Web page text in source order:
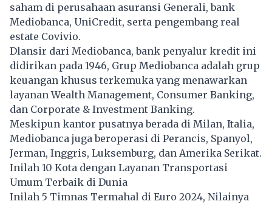
saham di perusahaan asuransi Generali, bank
Mediobanca, UniCredit, serta pengembang real
estate Covivio.
Dlansir dari Mediobanca, bank penyalur kredit ini
didirikan pada 1946, Grup Mediobanca adalah grup
keuangan khusus terkemuka yang menawarkan
layanan Wealth Management, Consumer Banking,
dan Corporate & Investment Banking.
Meskipun kantor pusatnya berada di Milan, Italia,
Mediobanca juga beroperasi di Perancis, Spanyol,
Jerman, Inggris, Luksemburg, dan Amerika Serikat.
Inilah 10 Kota dengan Layanan Transportasi
Umum Terbaik di Dunia
Inilah 5 Timnas Termahal di Euro 2024, Nilainya